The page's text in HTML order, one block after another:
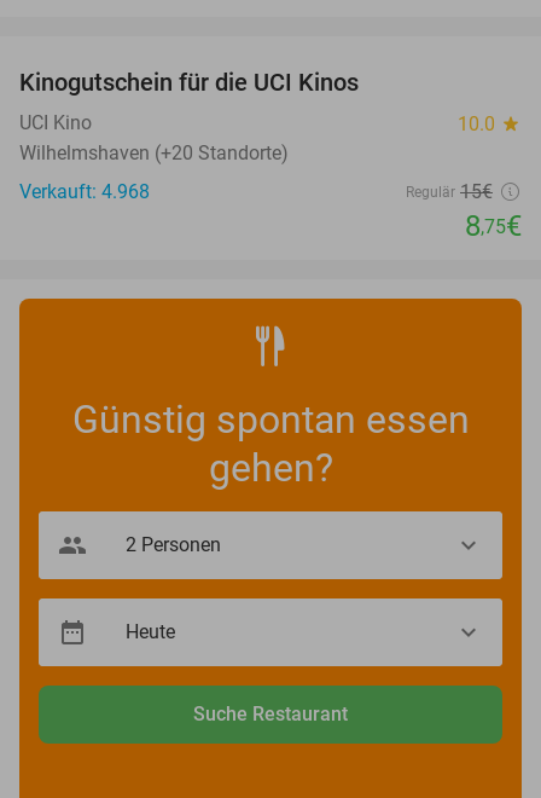
Kinogutschein für die UCI Kinos
UCI Kino 10.0 star
Wilhelmshaven (+20 Standorte)
Verkauft: 4.968
Regulär 15€
8,75€
Günstig spontan essen
gehen?
Suche Restaurant